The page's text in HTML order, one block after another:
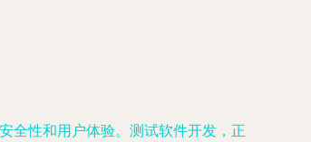
全性和用户体验。测试软件开发，正